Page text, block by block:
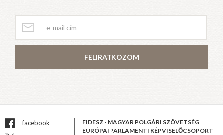
FELIRATKOZOM
facebook
FIDESZ - MAGYAR POLGÁRI SZÖVETSÉG
EURÓPAI PARLAMENTI KÉPVISELŐCSOPORT